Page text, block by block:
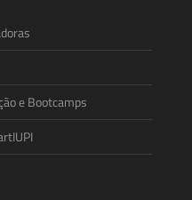
e Bootcamps